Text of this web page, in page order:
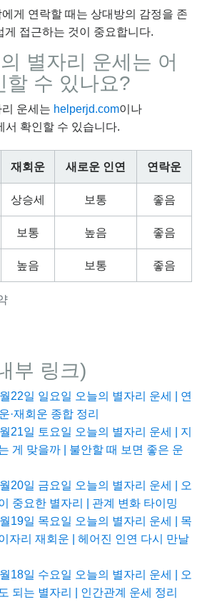
게 연락할 때는 상대방의 감정을 존
게 접근하는 것이 중요합니다.
별자리 운세는 어
할 수 있나요?
운세는 helperjd.com이나
서 확인할 수 있습니다.
재회운 새로운 인연 연락운
상승세 보통 좋음
보통 높음 좋음
높음 보통 좋음
부 링크)
22일 일요일 오늘의 별자리 운세 | 연
·재회운 종합 정리
21일 토요일 오늘의 별자리 운세 | 지
게 맞을까 | 불안할 때 보면 좋은 운
20일 금요일 오늘의 별자리 운세 | 오
중요한 별자리 | 관계 변화 타이밍
19일 목요일 오늘의 별자리 운세 | 목
자리 재회운 | 헤어진 인연 다시 만날
18일 수요일 오늘의 별자리 운세 | 오
되는 별자리 | 인간관계 운세 정리